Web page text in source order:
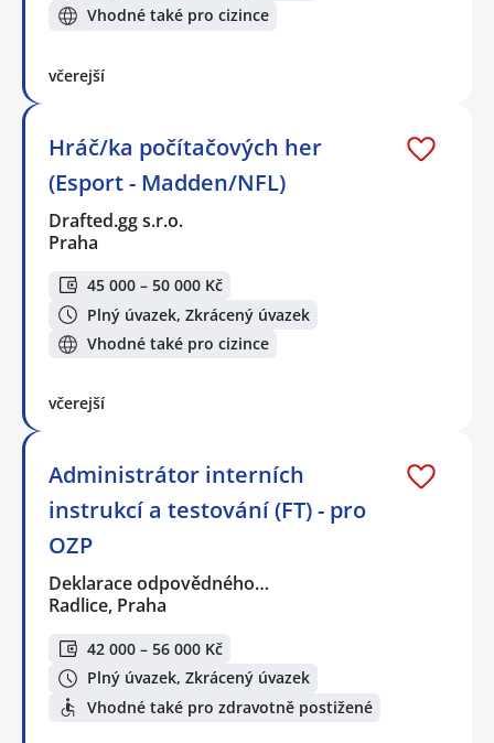
Vhodné také pro cizince
včerejší
Hráč/ka počítačových her
(Esport - Madden/NFL)
Drafted.gg s.r.o.
Praha
45 000 – 50 000 Kč
Plný úvazek, Zkrácený úvazek
Vhodné také pro cizince
včerejší
Administrátor interních
instrukcí a testování (FT) - pro
OZP
Deklarace odpovědného…
Radlice, Praha
42 000 – 56 000 Kč
Plný úvazek, Zkrácený úvazek
Vhodné také pro zdravotně postižené